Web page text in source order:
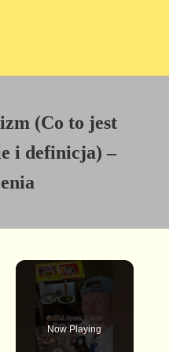
(Co to jest
i definicja) –
Now Playing